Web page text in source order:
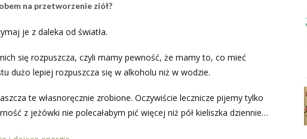
na przetworzenie ziół?
je z daleka od światła.
się rozpuszcza, czyli mamy pewność, że mamy to, co mieć
dużo lepiej rozpuszcza się w alkoholu niż w wodzie.
te własnoręcznie zrobione. Oczywiście lecznicze pijemy tylko
z jeżówki nie polecałabym pić więcej niż pół kieliszka dziennie…